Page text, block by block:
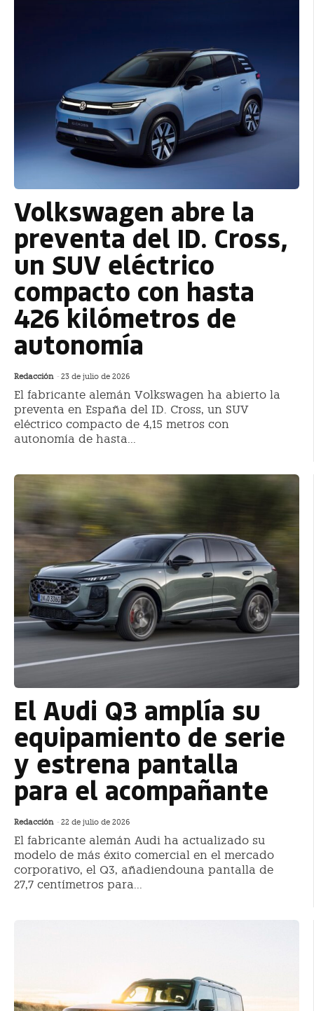
Volkswagen abre la
preventa del ID. Cross,
un SUV eléctrico
compacto con hasta
426 kilómetros de
autonomía
Redacción - 23 de julio de 2026
El fabricante alemán Volkswagen ha abierto la
preventa en España del ID. Cross, un SUV
eléctrico compacto de 4,15 metros con
autonomía de hasta...
El Audi Q3 amplía su
equipamiento de serie
y estrena pantalla
para el acompañante
Redacción - 22 de julio de 2026
El fabricante alemán Audi ha actualizado su
modelo de más éxito comercial en el mercado
corporativo, el Q3, añadiendouna pantalla de
27,7 centímetros para...